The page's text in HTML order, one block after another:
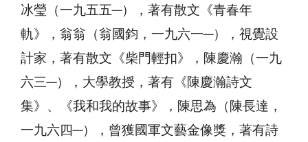
冰瑩（一九五五─），著有散文《青春年
軌》，翁翁（翁國鈞，一九六一─），視覺設
計家，著有散文《柴門輕扣》，陳慶瀚（一九
六三─），大學教授，著有《陳慶瀚詩文
集》、《我和我的故事》，陳思為（陳長達，
一九六四─），曾獲國軍文藝金像獎，著有詩